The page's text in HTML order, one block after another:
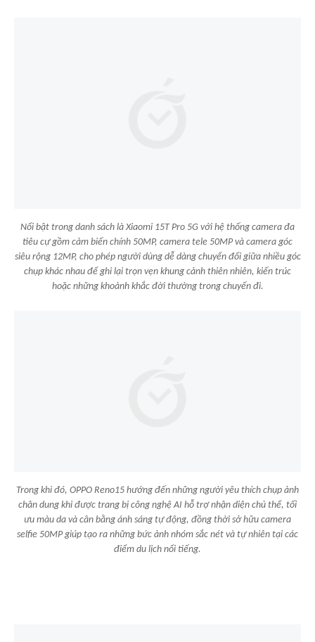
Nổi bật trong danh sách là Xiaomi 15T Pro 5G với hệ thống camera đa
tiêu cự gồm cảm biến chính 50MP, camera tele 50MP và camera góc
siêu rộng 12MP, cho phép người dùng dễ dàng chuyển đổi giữa nhiều góc
chụp khác nhau để ghi lại trọn vẹn khung cảnh thiên nhiên, kiến trúc
hoặc những khoảnh khắc đời thường trong chuyến đi.
Trong khi đó, OPPO Reno15 hướng đến những người yêu thích chụp ảnh
chân dung khi được trang bị công nghệ AI hỗ trợ nhận diện chủ thể, tối
ưu màu da và cân bằng ánh sáng tự động, đồng thời sở hữu camera
selfie 50MP giúp tạo ra những bức ảnh nhóm sắc nét và tự nhiên tại các
điểm du lịch nổi tiếng.